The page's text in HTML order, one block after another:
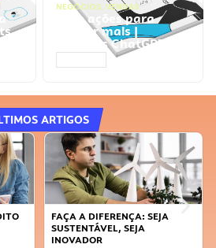
NEGÓCIOS, VENDAS
Faça ações para
vender mais |
Prompts ChatGPT
ARTIGOS
FAÇA A DIFERENÇA: SEJA
SUSTENTÁVEL, SEJA
INOVADOR